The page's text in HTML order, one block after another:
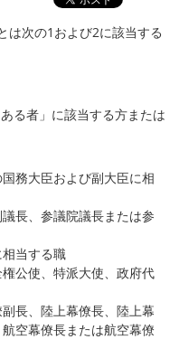
は次の1および2に該当する
る者」に該当する方または
務大臣および副大臣に相
長、参議院議長または参
当する職
公使、特派大使、政府代
長、陸上幕僚長、陸上幕
空幕僚長または航空幕僚